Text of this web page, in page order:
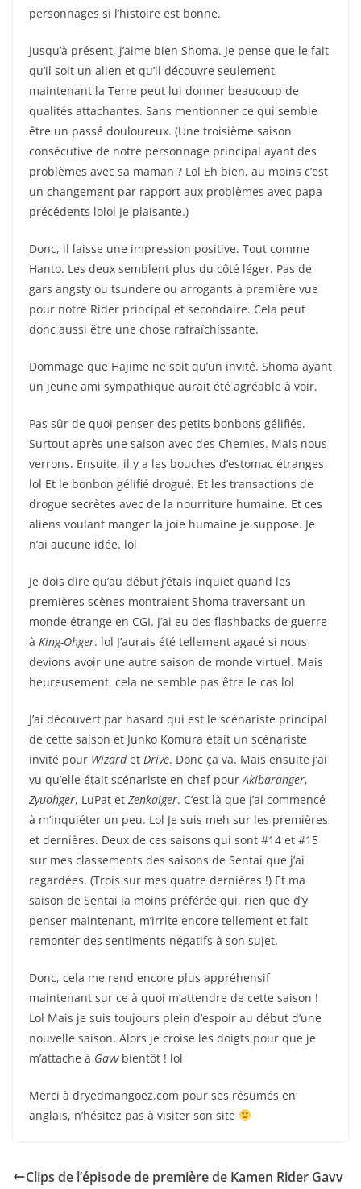
personnages si l’histoire est bonne.
Jusqu’à présent, j’aime bien Shoma. Je pense que le fait
qu’il soit un alien et qu’il découvre seulement
maintenant la Terre peut lui donner beaucoup de
qualités attachantes. Sans mentionner ce qui semble
être un passé douloureux. (Une troisième saison
consécutive de notre personnage principal ayant des
problèmes avec sa maman ? Lol Eh bien, au moins c’est
un changement par rapport aux problèmes avec papa
précédents lolol Je plaisante.)
Donc, il laisse une impression positive. Tout comme
Hanto. Les deux semblent plus du côté léger. Pas de
gars angsty ou tsundere ou arrogants à première vue
pour notre Rider principal et secondaire. Cela peut
donc aussi être une chose rafraîchissante.
Dommage que Hajime ne soit qu’un invité. Shoma ayant
un jeune ami sympathique aurait été agréable à voir.
Pas sûr de quoi penser des petits bonbons gélifiés.
Surtout après une saison avec des Chemies. Mais nous
verrons. Ensuite, il y a les bouches d’estomac étranges
lol Et le bonbon gélifié drogué. Et les transactions de
drogue secrètes avec de la nourriture humaine. Et ces
aliens voulant manger la joie humaine je suppose. Je
n’ai aucune idée. lol
Je dois dire qu’au début j’étais inquiet quand les
premières scènes montraient Shoma traversant un
monde étrange en CGI. J’ai eu des flashbacks de guerre
à King-Ohger. lol J’aurais été tellement agacé si nous
devions avoir une autre saison de monde virtuel. Mais
heureusement, cela ne semble pas être le cas lol
J’ai découvert par hasard qui est le scénariste principal
de cette saison et Junko Komura était un scénariste
invité pour Wizardet Drive. Donc ça va. Mais ensuite j’ai
vu qu’elle était scénariste en chef pourAkibaranger,
Zyuohger, LuPat et Zenkaiger. C’est là que j’ai commencé
à m’inquiéter un peu. Lol Je suis meh sur les premières
et dernières. Deux de ces saisons qui sont #14 et #15
sur mes classements des saisons de Sentai que j’ai
regardées. (Trois sur mes quatre dernières !) Et ma
saison de Sentai la moins préférée qui, rien que d’y
penser maintenant, m’irrite encore tellement et fait
remonter des sentiments négatifs à son sujet.
Donc, cela me rend encore plus appréhensif
maintenant sur ce à quoi m’attendre de cette saison !
Lol Mais je suis toujours plein d’espoir au début d’une
nouvelle saison. Alors je croise les doigts pour que je
m’attache à Gavvbientôt ! lol
Merci à dryedmangoez.com pour ses résumés en
anglais, n’hésitez pas à visiter son site
Clips de l’épisode de première de Kamen Rider Gavv